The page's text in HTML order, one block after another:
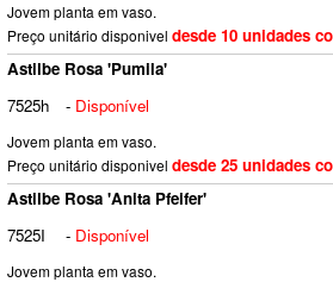
Jovem planta em vaso.
Preço unitário disponivel desde 10 unidades
Astilbe Rosa 'Pumila'
7525h
- Disponível
Jovem planta em vaso.
Preço unitário disponivel desde 25 unidades
Astilbe Rosa 'Anita Pfeifer'
7525I
- Disponível
Jovem planta em vaso.